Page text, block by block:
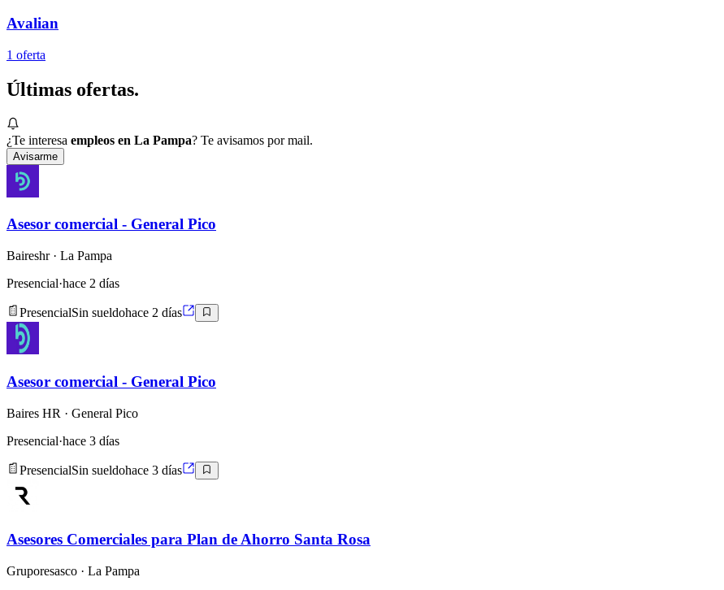
Avalian
1 oferta
Últimas ofertas.
¿Te interesa empleos en La Pampa? Te avisamos por mail.
Avisarme
Asesor comercial - General Pico
Baireshr· La Pampa
Presencial·hace 2 días
PresencialSin sueldohace 2 días
Asesor comercial - General Pico
Baires HR · General Pico
Presencial·hace 3 días
PresencialSin sueldohace 3 días
Asesores Comerciales para Plan de Ahorro Santa Rosa
Gruporesasco · La Pampa